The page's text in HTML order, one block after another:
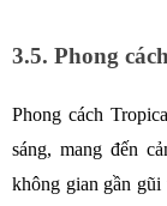
3.5. Phong
Phong cách
sáng, mang đến
không gian gần